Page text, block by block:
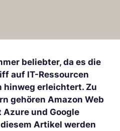
beliebter, da es die
auf IT-Ressourcen
hinweg erleichtert. Zu
gehören Amazon Web
und Google
Artikel werden